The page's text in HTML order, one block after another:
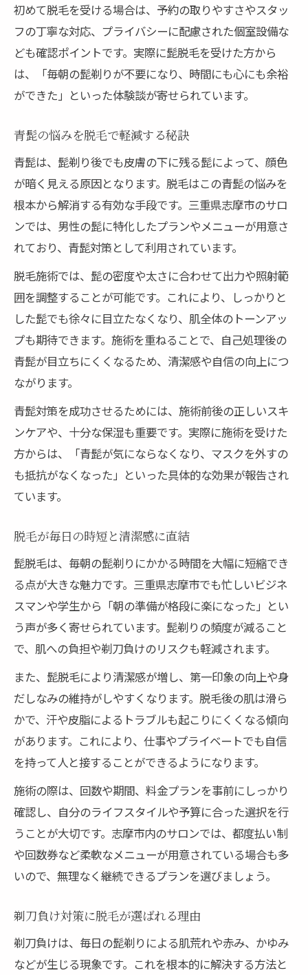
効果に差が出る脱毛方法の選び方
志摩市で脱毛効果を引き出すコツ
脱毛継続で実感できる変化と魅力
脱毛後の肌を守るケア方法を伝授
髭脱毛後の肌トラブル予防方法
清潔感アップに欠かせない脱毛後ケア
脱毛後の保湿で美肌をキープする秘訣
肌荒れを防ぐ脱毛後の注意点
志摩市の髭脱毛で得られる自信と変化
脱毛で清潔感と自信を手に入れる理由
髭脱毛が印象アップに繋がるポイント
清潔な印象が仕事に与える好影響
脱毛体験者の自信に満ちた変化とは
志摩市で叶える新しい自分への一歩
初めて脱毛を受ける場合は、予約の取りやすさやスタッ
フの丁寧な対応、プライバシーに配慮された個室設備な
ども確認ポイントです。実際に髭脱毛を受けた方から
は、「毎朝の髭剃りが不要になり、時間にも心にも余裕
ができた」といった体験談が寄せられています。
青髭の悩みを脱毛で軽減する秘訣
青髭は、髭剃り後でも皮膚の下に残る髭によって、顔色
が暗く見える原因となります。脱毛はこの青髭の悩みを
根本から解消する有効な手段です。三重県志摩市のサロ
ンでは、男性の髭に特化したプランやメニューが用意さ
れており、青髭対策として利用されています。
脱毛施術では、髭の密度や太さに合わせて出力や照射範
囲を調整することが可能です。これにより、しっかりと
した髭でも徐々に目立たなくなり、肌全体のトーンアッ
プも期待できます。施術を重ねることで、自己処理後の
青髭が目立ちにくくなるため、清潔感や自信の向上につ
ながります。
青髭対策を成功させるためには、施術前後の正しいスキ
ンケアや、十分な保湿も重要です。実際に施術を受けた
方からは、「青髭が気にならなくなり、マスクを外すの
も抵抗がなくなった」といった具体的な効果が報告され
ています。
脱毛が毎日の時短と清潔感に直結
髭脱毛は、毎朝の髭剃りにかかる時間を大幅に短縮でき
る点が大きな魅力です。三重県志摩市でも忙しいビジネ
スマンや学生から「朝の準備が格段に楽になった」とい
う声が多く寄せられています。髭剃りの頻度が減ること
で、肌への負担や剃刀負けのリスクも軽減されます。
また、髭脱毛により清潔感が増し、第一印象の向上や身
だしなみの維持がしやすくなります。脱毛後の肌は滑ら
かで、汗や皮脂によるトラブルも起こりにくくなる傾向
があります。これにより、仕事やプライベートでも自信
を持って人と接することができるようになります。
施術の際は、回数や期間、料金プランを事前にしっかり
確認し、自分のライフスタイルや予算に合った選択を行
うことが大切です。志摩市内のサロンでは、都度払い制
や回数券など柔軟なメニューが用意されている場合も多
いので、無理なく継続できるプランを選びましょう。
剃刀負け対策に脱毛が選ばれる理由
剃刀負けは、毎日の髭剃りによる肌荒れや赤み、かゆみ
などが生じる現象です。これを根本的に解決する方法と